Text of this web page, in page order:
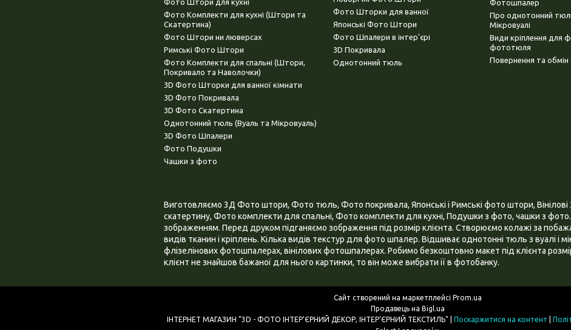
Фото Штори для кухні
Фото Комплекти для кухні (Штори та
Скатертина)
Фото Штори ни люверсах
Римські Фото Штори
Фото Комплекти для спальні (Штори,
Покривало та Наволочки)
3D Фото Шторки для ванної кімнати
3D Фото Покривала
3D Фото Скатертина
Однотонний тюль (Вуаль та Мікровуаль)
3D Фото Шпалери
Фото Подушки
Чашки з фото
Фото Шторки для ванної
Японські Фото Штори
Фото Шпалери в інтер'єрі
3D Покривала
Однотонний тюль
Фотошпалер
Про однотонний
Мікровуалі
Види кріплення для
фототюля
Повернення та обмін
Виготовляємо 3Д Фото штори, Фото тюль, Фото покривала, Японські і Римські фото штори,
скатертину, Фото комплекти для спальні, Фото комплекти для кухні, Подушки з фото, чашки з фото.
зображенням. Перед друком підганяємо зображення під розмір клієнта. Створюємо колажі за
видів тканин і кріплень. Кілька видів текстур для фото шпалер. Відшиває однотонні тюль з вуалі і
флізелінових фотошпалерах, вінілових фотошпалерах. Робимо безкоштовно макет під клієнта
клієнт не знайшов бажаної для нього картинки, то він може вибрати її в фотобанку.
Сайт створений на маркетплейсі Prom.ua
Продавець на Bigl.ua
Поскаржитися на контент